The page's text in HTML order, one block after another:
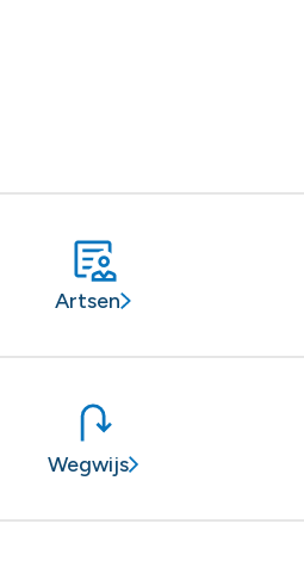
Artsen
Wegwijs